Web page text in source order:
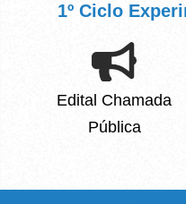
1º Ciclo
Edital Chamada
Pública